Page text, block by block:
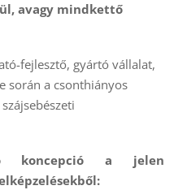
avagy mindkettő
fejlesztő, gyártó vállalat,
során a csonthiányos
koncepció a jelen